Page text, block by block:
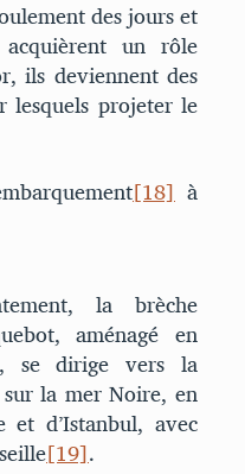
des jours et
un rôle
ils deviennent des
lesquels projeter le
[18] à
la brèche
aménagé en
se dirige vers la
la mer Noire, en
d’Istanbul, avec
[19].